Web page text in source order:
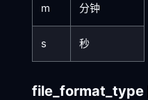
m 分钟
s 秒
file_format_type